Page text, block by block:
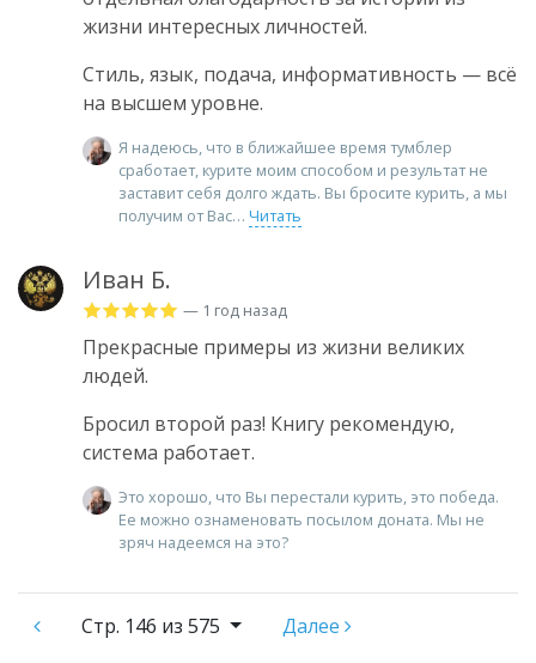
жизни интересных личностей.
Стиль, язык, подача, информативность — всё
на высшем уровне.
Я надеюсь, что в ближайшее время тумблер
сработает, курите моим способом и результат не
заставит себя долго ждать. Вы бросите курить, а мы
получим от Вас
Читать
Иван Б.
— 1 год назад
Прекрасные примеры из жизни великих
людей.
Бросил второй раз! Книгу рекомендую,
система работает.
Это хорошо, что Вы перестали курить, это победа.
Ее можно ознаменовать посылом доната. Мы не
зряч надеемся на это?
Стр. 146 из 575 Далее